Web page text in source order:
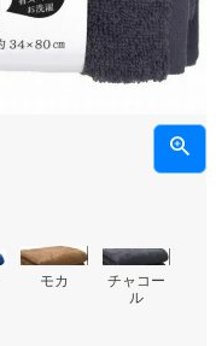
モカ
チャコー
ル